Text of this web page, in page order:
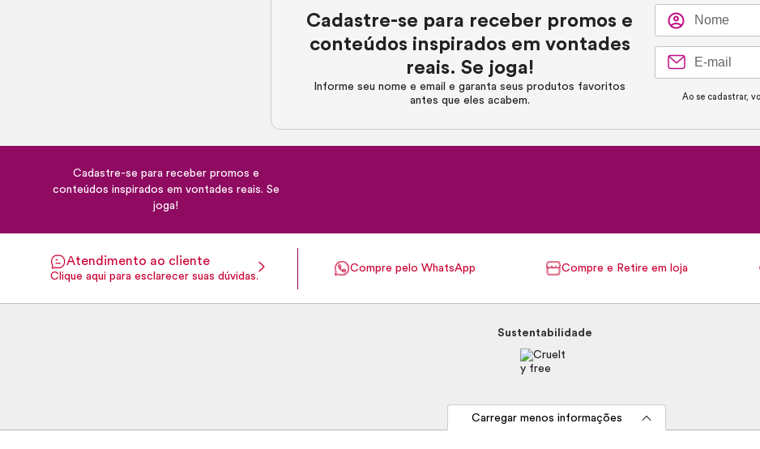
Cadastre-se para receber promos e
conteúdos inspirados em vontades
reais. Se joga!
Informe seu nome e email e garanta seus produtos favoritos
antes que eles acabem.
Ao se cadastrar,
Cadastre-se para receber promos e
conteúdos inspirados em vontades reais. Se
joga!
Atendimento ao cliente
Clique aqui para esclarecer suas dúvidas.
Compre pelo WhatsApp Compre e Retire em loja
Sustentabilidade
Carregar menos informações